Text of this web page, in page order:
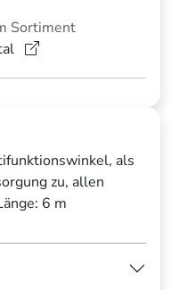
Sortiment
als
zu, allen
6 m